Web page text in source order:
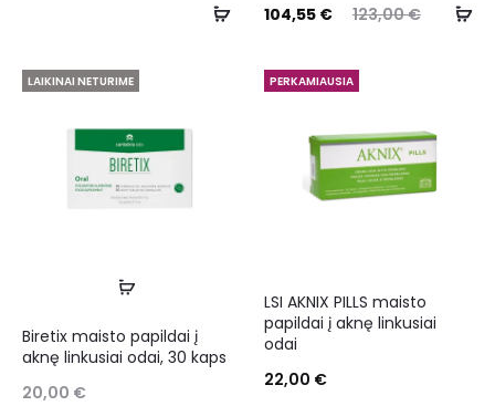
123,00€
104,55 €
LAIKINAI NETURIME
Biretix maisto papildai į
aknę linkusiai odai, 30 kaps
20,00 €
PERKAMIAUSIA
LSI AKNIX PILLS maisto
papildai į aknę linkusiai
odai
22,00 €